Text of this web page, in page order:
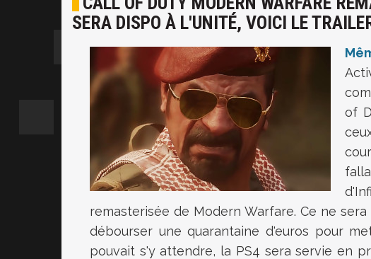
SERA DISPO À L'UNITÉ, VOICI LE
of
remasterisée de Modern Warfare. Ce ne
débourser une quarantaine d'euros pour
pouvait s'y attendre, la PS4 sera servie en